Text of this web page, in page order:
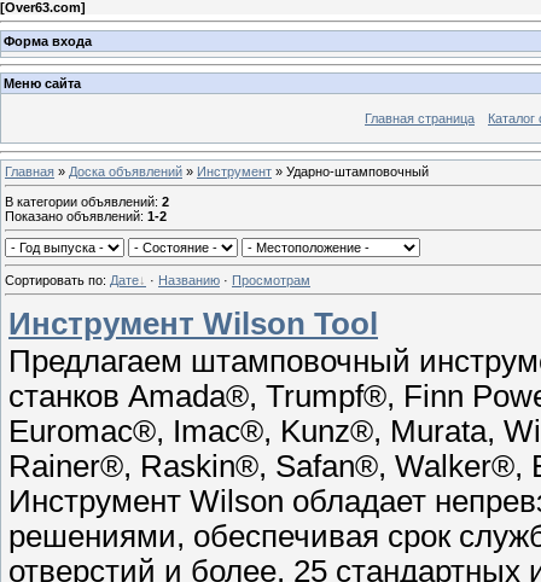
[Over63.com]
Форма входа
Меню сайта
Главная страница Каталог
Главная » Доска объявлений » Инструмент » Ударно-штамповочный
В категории объявлений: 2
Показано объявлений: 1-2
Сортировать по: Дате · Названию · Просмотрам
Инструмент Wilson Tool
Предлагаем штамповочный
станков Amada®, Trumpf®, Finn
Euromac®, Imac®, Kunz®, Murata,
Rainer®, Raskin®, Safan®, Walker®,
Инструмент Wilson обладает
решениями, обеспечивая срок
отверстий и более. 25